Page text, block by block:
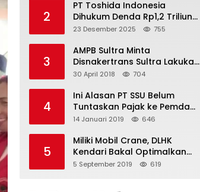
2
PT Toshida Indonesia
Dihukum Denda Rp1,2 Triliun
atas Aktivitas Tambang
23 Desember 2025 755
3
AMPB Sultra Minta
Disnakertrans Sultra Lakukan
Sweeping TKA
30 April 2018 704
4
Ini Alasan PT SSU Belum
Tuntaskan Pajak ke Pemda
Bombana Sebesar Rp8 Miliar
14 Januari 2019 646
5
Miliki Mobil Crane, DLHK
Kendari Bakal Optimalkan
Pangkas Pohon Peneduh
5 September 2019 619